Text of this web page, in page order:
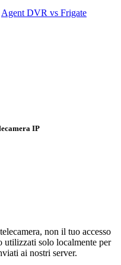
Agent DVR vs Frigate
IP
non il tuo accesso
utilizzati solo localmente per
ai nostri server.